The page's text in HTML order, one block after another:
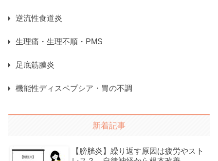
逆流性食道炎
生理痛・生理不順・PMS
足底筋膜炎
機能性ディスペプシア・胃の不調
新着記事
【膀胱炎】繰り返す原因は疲労やスト